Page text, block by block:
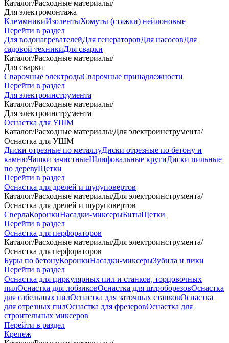
Каталог/Расходные материалы/
Для электромонтажа
КлеммникиИзолентыХомуты (стяжки) нейлоновые
Перейти в раздел
Для водонагревателейДля генераторовДля насосовДля
садовой техникиДля сварки
Каталог/Расходные материалы/
Для сварки
Сварочные электродыСварочные принадлежности
Перейти в раздел
Для электроинструмента
Каталог/Расходные материалы/
Для электроинструмента
Оснастка для УШМ
Каталог/Расходные материалы/Для электроинструмента/
Оснастка для УШМ
Диски отрезные по металлуДиски отрезные по бетону и
камнюЧашки зачистныеШлифовальные кругиДиски пильные
по деревуЩетки
Перейти в раздел
Оснастка для дрелей и шуруповертов
Каталог/Расходные материалы/Для электроинструмента/
Оснастка для дрелей и шуруповертов
СверлаКоронкиНасадки-миксерыБитыЩетки
Перейти в раздел
Оснастка для перфораторов
Каталог/Расходные материалы/Для электроинструмента/
Оснастка для перфораторов
Буры по бетонуКоронкиНасадки-миксерыЗубила и пики
Перейти в раздел
Оснастка для циркулярных пил и станков, торцовочных
пилОснастка для лобзиковОснастка для штроборезовОснастка
для сабельных пилОснастка для заточных станковОснастка
для отрезных пилОснастка для фрезеровОснастка для
строительных миксеров
Перейти в раздел
Крепеж